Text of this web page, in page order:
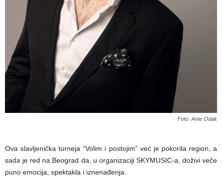
Foto: Ante Odak
Ova slavljenička turneja “Volim i postojim” već je pokorila region, a
sada je red na Beograd da, u organizaciji SKYMUSIC-a, doživi veče
puno emocija, spektakla i iznenađenja.